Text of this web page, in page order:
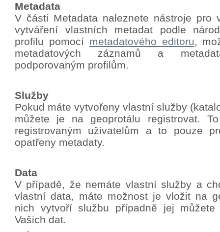
Metadata
V části Metadata naleznete nástroje pro
vytváření vlastních metadat podle
profilu pomocí metadatového editoru,
metadatových záznamů a
podporovaným profilům.
Služby
Pokud máte vytvořeny vlastní služby
můžete je na geoprotálu registrovat.
registrovaným uživatelům a to pouze
opatřeny metadaty.
Data
V případě, že nemáte vlastní služby a
vlastní data, máte možnost je vložit na
nich vytvoří službu případně jej
Vašich dat.